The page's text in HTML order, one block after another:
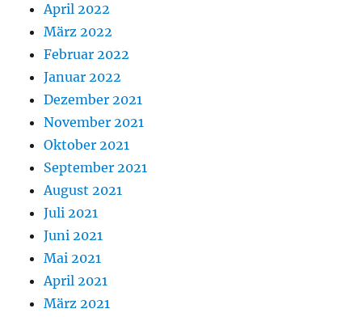
April 2022
März 2022
Februar 2022
Januar 2022
Dezember 2021
November 2021
Oktober 2021
September 2021
August 2021
Juli 2021
Juni 2021
Mai 2021
April 2021
März 2021